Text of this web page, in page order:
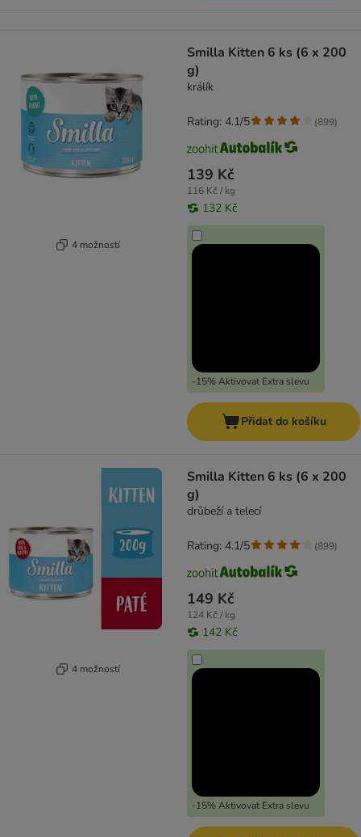
4 možností
Smilla Kitten 6 ks (6 x 200
g)
králík
139 Kč
116 Kč / kg
132 Kč
-15% Aktivovat Extra slevu
Rating: 4.1/5 (899)
Přidat do košíku
4 možností
Smilla Kitten 6 ks (6 x 200
g)
drůbeží a telecí
149 Kč
124 Kč / kg
142 Kč
-15% Aktivovat Extra slevu
Rating: 4.1/5 (899)